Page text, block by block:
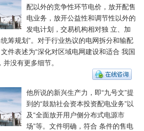
配以外的竞争性环节电价，放开配售
电业务，放开公益性和调节性以外的
发电计划，交易机构相对独 立、加
筹规划”。对于行业热议的电网拆分和输配
件表述为“深化对区域电网建设和适合 我国
没有更多细节。
他所说的新兴生产力，即“九号文”提
到的“鼓励社会资本投资配电业务”以
及“全面放开用户侧分布式电源市
场”等。文件明确，符合 条件的售电